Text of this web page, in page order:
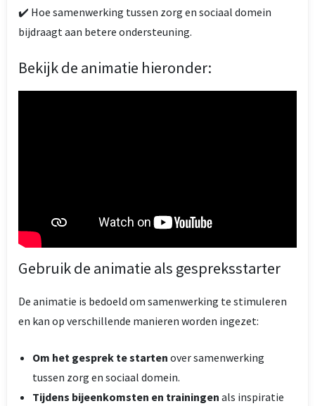
✔️ Hoe samenwerking tussen zorg en sociaal domein
bijdraagt aan betere ondersteuning.
Bekijk de animatie hieronder:
Gebruik de animatie als gespreksstarter
De animatie is bedoeld om samenwerking te stimuleren
en kan op verschillende manieren worden ingezet:
Om het gesprek te starten over samenwerking
tussen zorg en sociaal domein.
Tijdens bijeenkomsten en trainingen als inspiratie